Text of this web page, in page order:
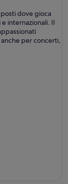
dove gioca
internazionali. Il
per concerti,